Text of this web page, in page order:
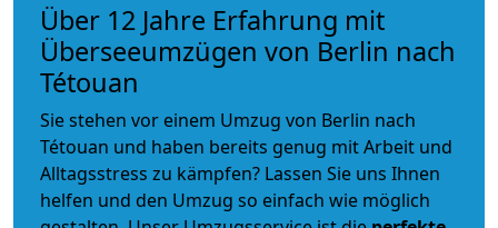
Über 12 Jahre Erfahrung mit
Überseeumzügen von Berlin nach
Tétouan
Sie stehen vor einem Umzug von Berlin nach
Tétouan und haben bereits genug mit Arbeit und
Alltagsstress zu kämpfen? Lassen Sie uns Ihnen
helfen und den Umzug so einfach wie möglich